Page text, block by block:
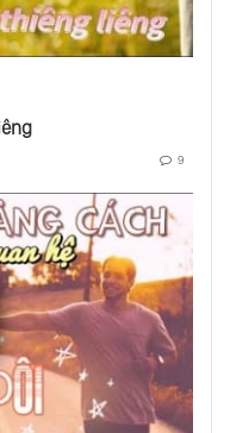
Là Thuộc Về Đỉnh Cao
9